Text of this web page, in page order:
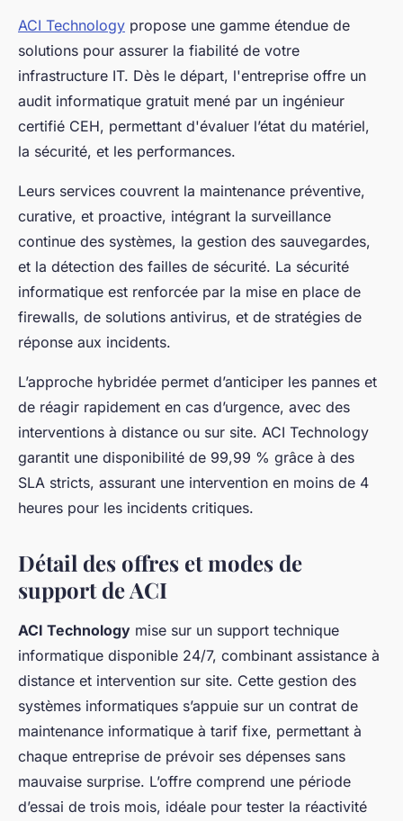
ACI Technology propose une gamme étendue de
solutions pour assurer la fiabilité de votre
infrastructure IT. Dès le départ, l'entreprise offre un
audit informatique gratuit mené par un ingénieur
certifié CEH, permettant d'évaluer l’état du matériel,
la sécurité, et les performances.
Leurs services couvrent la maintenance préventive,
curative, et proactive, intégrant la surveillance
continue des systèmes, la gestion des sauvegardes,
et la détection des failles de sécurité. La sécurité
informatique est renforcée par la mise en place de
firewalls, de solutions antivirus, et de stratégies de
réponse aux incidents.
L’approche hybridée permet d’anticiper les pannes et
de réagir rapidement en cas d’urgence, avec des
interventions à distance ou sur site. ACI Technology
garantit une disponibilité de 99,99 % grâce à des
SLA stricts, assurant une intervention en moins de 4
heures pour les incidents critiques.
Détail des offres et modes de
support de ACI
ACI Technology mise sur un support technique
informatique disponible 24/7, combinant assistance à
distance et intervention sur site. Cette gestion des
systèmes informatiques s’appuie sur un contrat de
maintenance informatique à tarif fixe, permettant à
chaque entreprise de prévoir ses dépenses sans
mauvaise surprise. L’offre comprend une période
d’essai de trois mois, idéale pour tester la réactivité